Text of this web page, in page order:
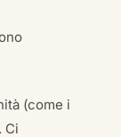
(come i
Ci